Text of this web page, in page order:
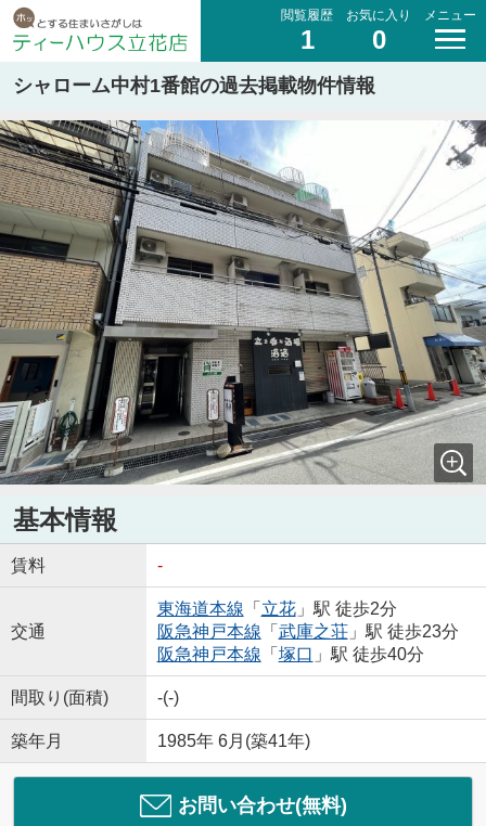
閲覧履歴
1
お気に入り
0
メニュー
シャローム中村1番館の過去掲載物件情報
基本情報
賃料 -
交通
東海道本線 「 立花」駅 徒歩2分
阪急神戸本線 「 武庫之荘」駅 徒歩23分
阪急神戸本線 「 塚口 」駅 徒歩40分
間取り(面積) -(-)
築年月 1985年 6月(築41年)
お問い合わせ(無料)